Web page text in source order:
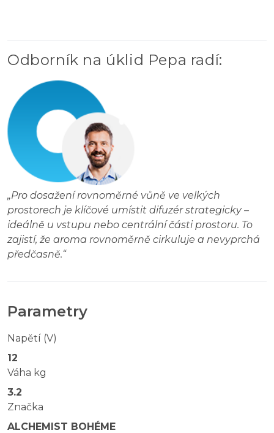
Odborník na úklid Pepa radí:
„Pro dosažení rovnoměrné vůně ve velkých
prostorech je klíčové umístit difuzér strategicky –
ideálně u vstupu nebo centrální části prostoru. To
zajistí, že aroma rovnoměrně cirkuluje a nevyprchá
předčasně.“
Parametry
Napětí (V)
12
Váha kg
3.2
Značka
ALCHEMIST BOHÉME